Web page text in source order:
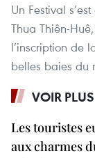
Un Festival
Thua Thiên-
l’inscription de
belles baies du
VOIR PLUS
Les touristes
aux charmes